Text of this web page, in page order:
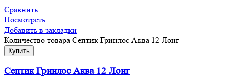
Сравнить
Посмотреть
Добавить в закладки
Количество товара Септик Гринлос Аква 12 Лонг
Купить
Септик Гринлос Аква 12 Лонг